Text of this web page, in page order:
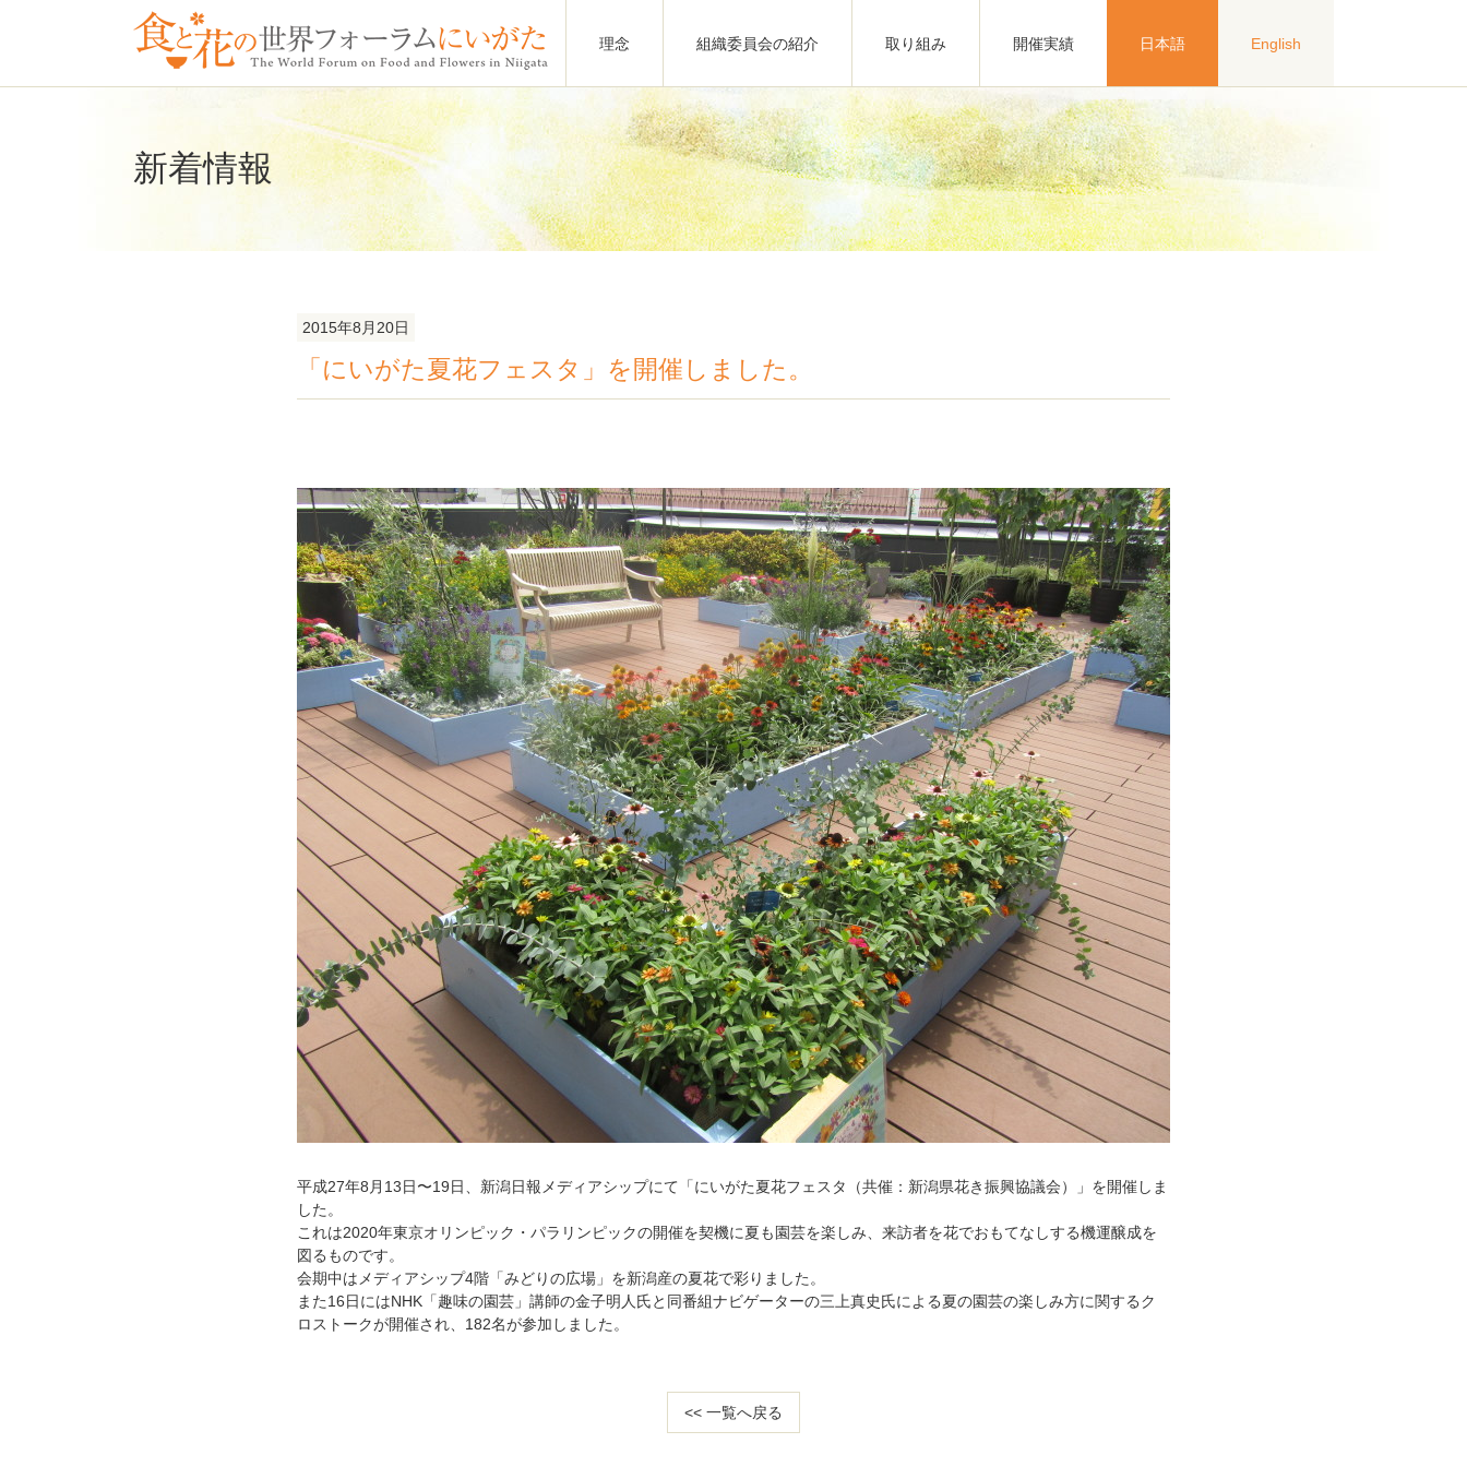
理念 組織委員会の紹介 取り組み 開催実績 日本語 English
新着情報
2015年8月20日
「にいがた夏花フェスタ」を開催しました。
平成27年8月13日〜19日、新潟日報メディアシップにて「にいがた夏花フェスタ（共催：新潟県花き振興協議会）」を開催しま
した。
これは2020年東京オリンピック・パラリンピックの開催を契機に夏も園芸を楽しみ、来訪者を花でおもてなしする機運醸成を
図るものです。
会期中はメディアシップ4階「みどりの広場」を新潟産の夏花で彩りました。
また16日にはNHK「趣味の園芸」講師の金子明人氏と同番組ナビゲーターの三上真史氏による夏の園芸の楽しみ方に関するク
ロストークが開催され、182名が参加しました。
<< 一覧へ戻る